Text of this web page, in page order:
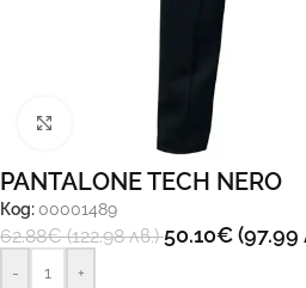
PANTALONE TECH NERO
Код: 00001489
62.88€(122.98 лв.)50.10€(97.99
- +